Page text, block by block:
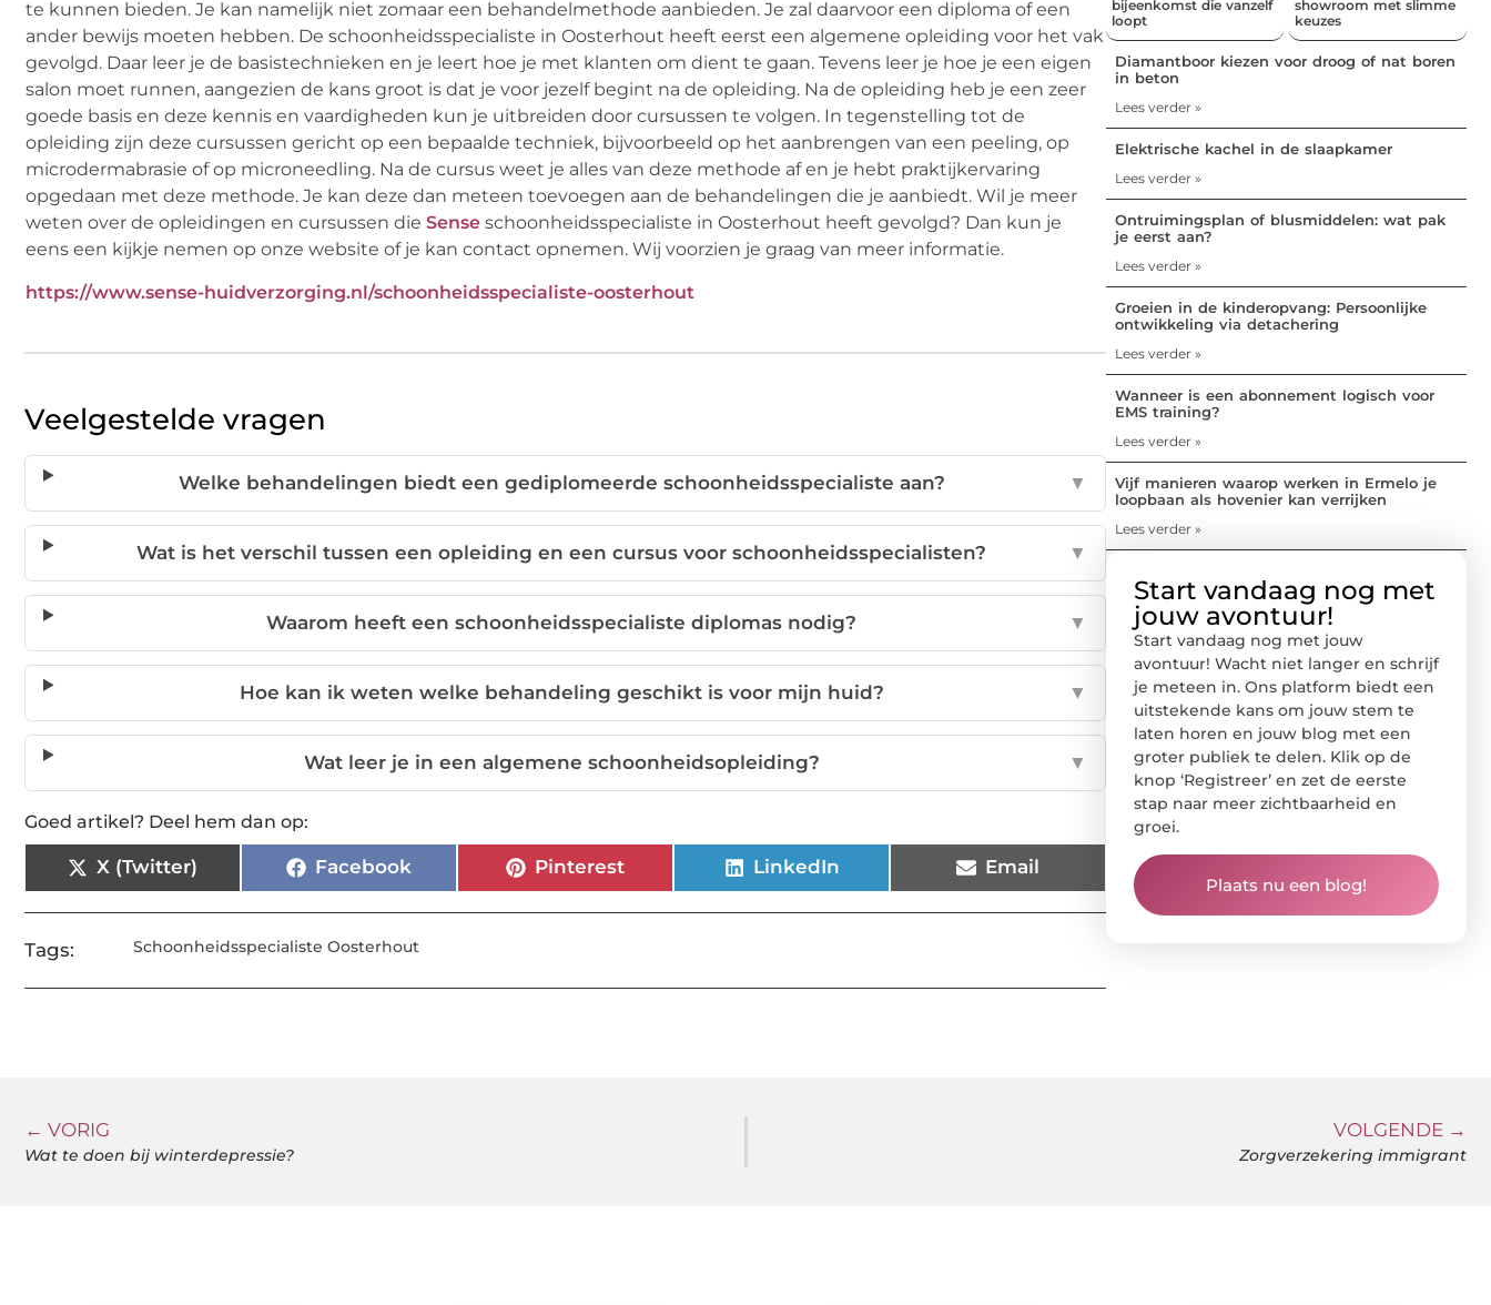
te kunnen bieden. Je kan namelijk niet zomaar een behandelmethode aanbieden. Je zal daarvoor een diploma of een
ander bewijs moeten hebben. De schoonheidsspecialiste in Oosterhout heeft eerst een algemene opleiding voor het vak
gevolgd. Daar leer je de basistechnieken en je leert hoe je met klanten om dient te gaan. Tevens leer je hoe je een eigen
salon moet runnen, aangezien de kans groot is dat je voor jezelf begint na de opleiding. Na de opleiding heb je een zeer
goede basis en deze kennis en vaardigheden kun je uitbreiden door cursussen te volgen. In tegenstelling tot de
opleiding zijn deze cursussen gericht op een bepaalde techniek, bijvoorbeeld op het aanbrengen van een peeling, op
microdermabrasie of op microneedling. Na de cursus weet je alles van deze methode af en je hebt praktijkervaring
opgedaan met deze methode. Je kan deze dan meteen toevoegen aan de behandelingen die je aanbiedt. Wil je meer
weten over de opleidingen en cursussen die Sense schoonheidsspecialiste in Oosterhout heeft gevolgd? Dan kun je
eens een kijkje nemen op onze website of je kan contact opnemen. Wij voorzien je graag van meer informatie.
https://www.sense-huidverzorging.nl/schoonheidsspecialiste-oosterhout
Veelgestelde vragen
Welke behandelingen biedt een gediplomeerde schoonheidsspecialiste aan? ▼
Wat is het verschil tussen een opleiding en een cursus voor schoonheidsspecialisten? ▼
Waarom heeft een schoonheidsspecialiste diplomas nodig? ▼
Hoe kan ik weten welke behandeling geschikt is voor mijn huid? ▼
Wat leer je in een algemene schoonheidsopleiding? ▼
Goed artikel? Deel hem dan op:
X (Twitter) Facebook Pinterest LinkedIn Email
Tags: Schoonheidsspecialiste Oosterhout
bijeenkomst die vanzelf
loopt
showroom met slimme
keuzes
Diamantboor kiezen voor droog of nat boren
in beton
Lees verder »
Elektrische kachel in de slaapkamer
Lees verder »
Ontruimingsplan of blusmiddelen: wat pak
je eerst aan?
Lees verder »
Groeien in de kinderopvang: Persoonlijke
ontwikkeling via detachering
Lees verder »
Wanneer is een abonnement logisch voor
EMS training?
Lees verder »
Vijf manieren waarop werken in Ermelo je
loopbaan als hovenier kan verrijken
Lees verder »
Start vandaag nog met
jouw avontuur!
Start vandaag nog met jouw
avontuur! Wacht niet langer en schrijf
je meteen in. Ons platform biedt een
uitstekende kans om jouw stem te
laten horen en jouw blog met een
groter publiek te delen. Klik op de
knop ‘Registreer’ en zet de eerste
stap naar meer zichtbaarheid en
groei.
Plaats nu een blog!
← VORIG
Wat te doen bij winterdepressie?
VOLGENDE →
Zorgverzekering immigrant